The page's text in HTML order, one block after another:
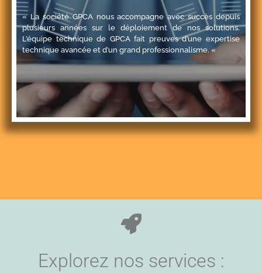
« La société GPCA nous accompagne avec succès depuis
plusieurs années sur le déploiement de nos solutions.
L’équipe technique de GPCA fait preuves d’une expertise
technique avancée et d’un grand professionnalisme. «
Explorez nos services :